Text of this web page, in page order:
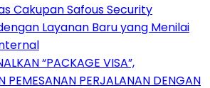
Cakupan Safous Security
Layanan Baru yang Menilai
“PACKAGE VISA”,
PEMESANAN PERJALANAN DENGAN